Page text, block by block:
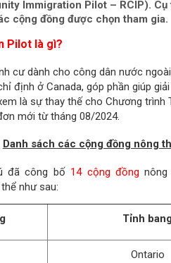
Immigration Pilot – RCIP).
cộng đồng được chọn tham gia.
Pilot là gì?
cư dành cho công dân nước
định ở Canada, góp phần giúp
là sự thay thế cho Chương trình
mới từ tháng 08/2024.
Danh sách các cộng đồng nông
đã công bố 14 cộng đồng
như sau:
Tỉnh bang
Ontario